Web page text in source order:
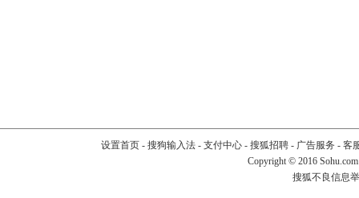
设置首页- 搜狗输入法- 支付中心- 搜狐招聘- 广告服务 - 客
Copyright © 2016
搜狐不良信息